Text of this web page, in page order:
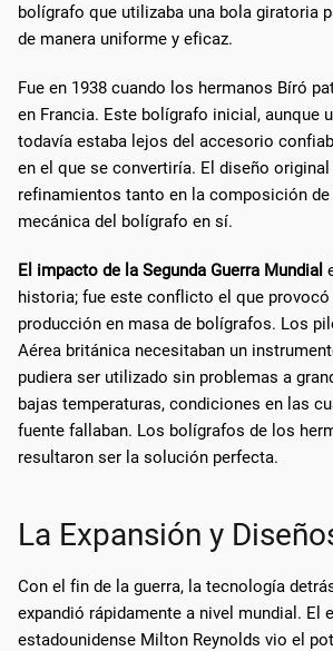
bolígrafo que utilizaba una bola giratoria
de manera uniforme y eficaz.
Fue en 1938 cuando los hermanos Bíró
en Francia. Este bolígrafo inicial, aunque
todavía estaba lejos del accesorio
en el que se convertiría. El diseño
refinamientos tanto en la composición
mecánica del bolígrafo en sí.
El impacto de la Segunda Guerra Mundial
historia; fue este conflicto el que
producción en masa de bolígrafos. Los
Aérea británica necesitaban un
pudiera ser utilizado sin problemas a
bajas temperaturas, condiciones en las
fuente fallaban. Los bolígrafos de los
resultaron ser la solución perfecta.
La Expansión y
Con el fin de la guerra, la tecnología
expandió rápidamente a nivel mundial. El
estadounidense Milton Reynolds vio el